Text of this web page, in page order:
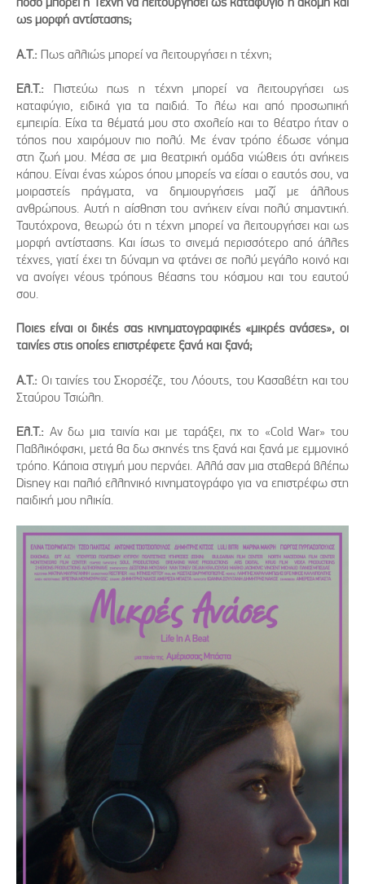
ως μορφή αντίστασης;
Α.Τ.: Πως αλλιώς μπορεί να λειτουργήσει η τέχνη;
Ελ.Τ.: Πιστεύω πως η τέχνη μπορεί να λειτουργήσει ως
καταφύγιο, ειδικά για τα παιδιά. Το λέω και από προσωπική
εμπειρία. Είχα τα θέματά μου στο σχολείο και το θέατρο ήταν ο
τόπος που χαιρόμουν πιο πολύ. Με έναν τρόπο έδωσε νόημα
στη ζωή μου. Μέσα σε μια θεατρική ομάδα νιώθεις ότι ανήκεις
κάπου. Είναι ένας χώρος όπου μπορείς να είσαι ο εαυτός σου, να
μοιραστείς πράγματα, να δημιουργήσεις μαζί με άλλους
ανθρώπους. Αυτή η αίσθηση του ανήκειν είναι πολύ σημαντική.
Ταυτόχρονα, θεωρώ ότι η τέχνη μπορεί να λειτουργήσει και ως
μορφή αντίστασης. Και ίσως το σινεμά περισσότερο από άλλες
τέχνες, γιατί έχει τη δύναμη να φτάνει σε πολύ μεγάλο κοινό και
να ανοίγει νέους τρόπους θέασης του κόσμου και του εαυτού
σου.
Ποιες είναι οι δικές σας κινηματογραφικές «μικρές ανάσες», οι
ταινίες στις οποίες επιστρέφετε ξανά και ξανά;
Α.Τ.: Οι ταινίες του Σκορσέζε, του Λόουτς, του Κασαβέτη και του
Σταύρου Τσιώλη.
Ελ.Τ.: Αν δω μια ταινία και με ταράξει, πχ το «Cold War» του
Παβλικόφσκι, μετά θα δω σκηνές της ξανά και ξανά με εμμονικό
τρόπο. Κάποια στιγμή μου περνάει. Αλλά σαν μια σταθερά βλέπω
Disney και παλιό ελληνικό κινηματογράφο για να επιστρέφω στη
παιδική μου ηλικία.